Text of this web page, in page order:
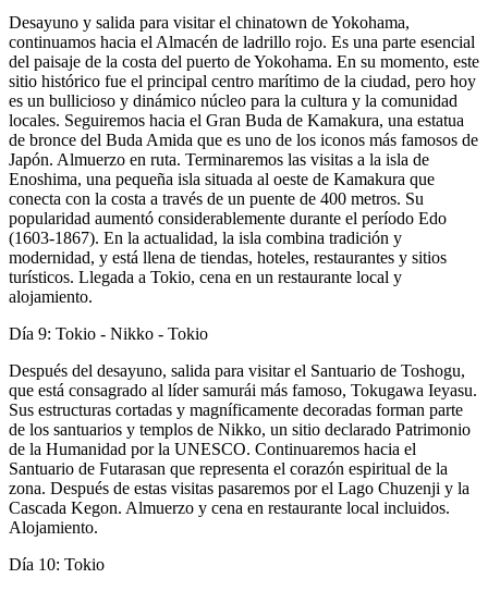
Desayuno y salida para visitar el chinatown de Yokohama,
continuamos hacia el Almacén de ladrillo rojo. Es una parte esencial
del paisaje de la costa del puerto de Yokohama. En su momento, este
sitio histórico fue el principal centro marítimo de la ciudad, pero hoy
es un bullicioso y dinámico núcleo para la cultura y la comunidad
locales. Seguiremos hacia el Gran Buda de Kamakura, una estatua
de bronce del Buda Amida que es uno de los iconos más famosos de
Japón. Almuerzo en ruta. Terminaremos las visitas a la isla de
Enoshima, una pequeña isla situada al oeste de Kamakura que
conecta con la costa a través de un puente de 400 metros. Su
popularidad aumentó considerablemente durante el período Edo
(1603-1867). En la actualidad, la isla combina tradición y
modernidad, y está llena de tiendas, hoteles, restaurantes y sitios
turísticos. Llegada a Tokio, cena en un restaurante local y
alojamiento.
Día 9: Tokio - Nikko - Tokio
Después del desayuno, salida para visitar el Santuario de Toshogu,
que está consagrado al líder samurái más famoso, Tokugawa Ieyasu.
Sus estructuras cortadas y magníficamente decoradas forman parte
de los santuarios y templos de Nikko, un sitio declarado Patrimonio
de la Humanidad por la UNESCO. Continuaremos hacia el
Santuario de Futarasan que representa el corazón espiritual de la
zona. Después de estas visitas pasaremos por el Lago Chuzenji y la
Cascada Kegon. Almuerzo y cena en restaurante local incluidos.
Alojamiento.
Día 10: Tokio